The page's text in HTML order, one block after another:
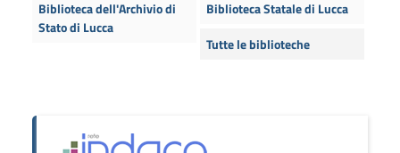
Biblioteca dell'Archivio di
Stato di Lucca
Biblioteca Statale di Lucca
Tutte le biblioteche